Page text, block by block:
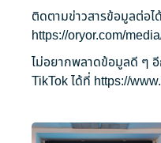
ติดตามข่าวสารข้อมูลต่อ
https://oryor.com/
ไม่อยากพลาดข้อมูลดี ๆ
TikTok ได้ที่ https://